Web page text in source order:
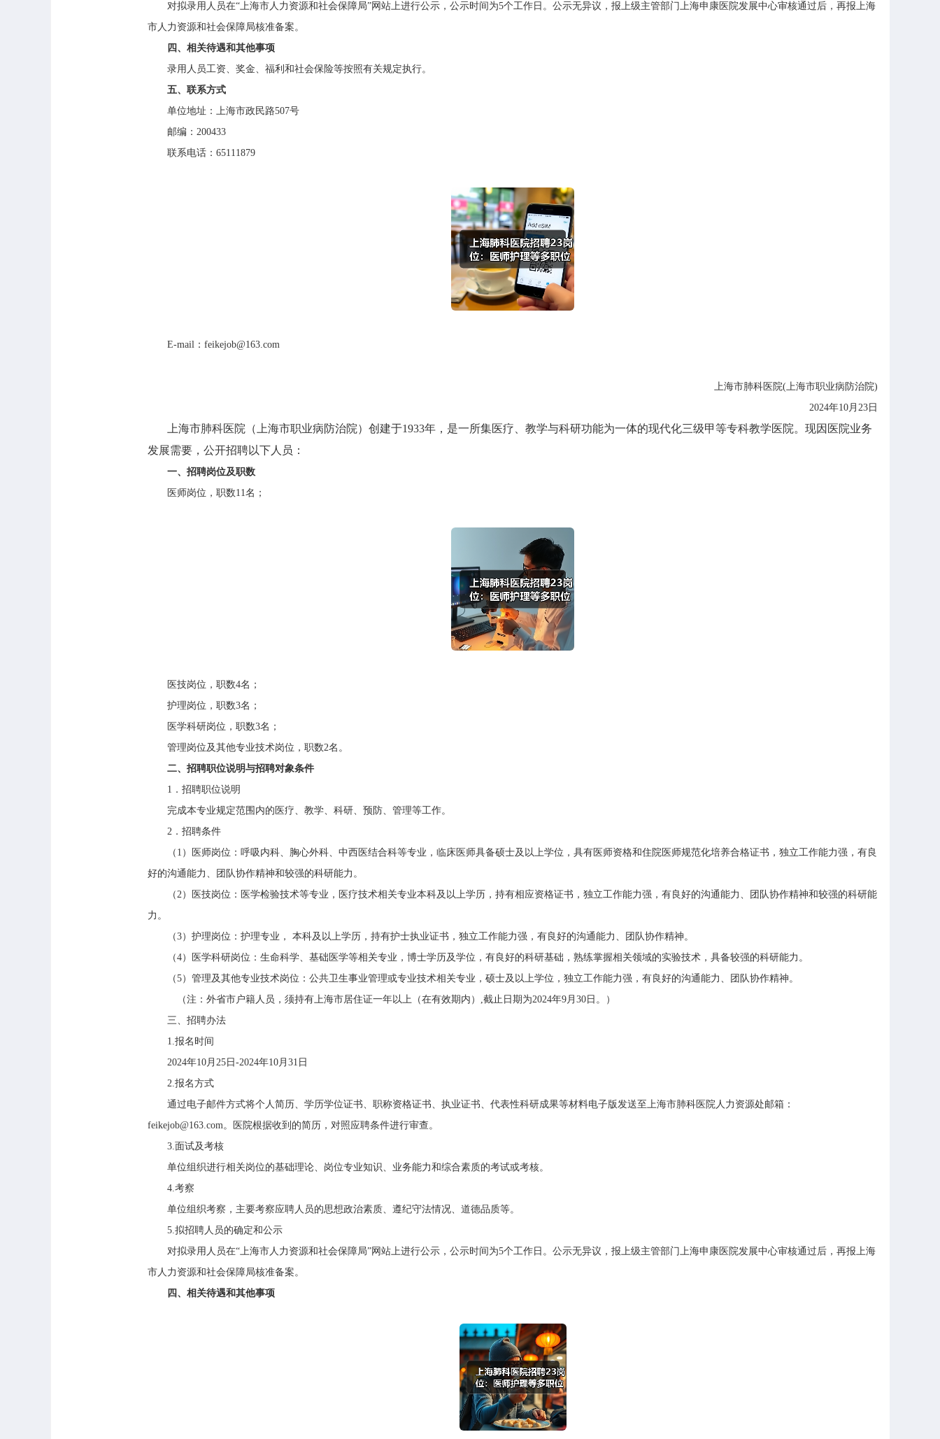
对拟录用人员在“上海市人力资源和社会保障局”网站上进行公示，公示时间为5个工作日。公示无异议，报上级主管部门上海申康医院发展中心审核通过后，再报上海
市人力资源和社会保障局核准备案。
四、相关待遇和其他事项
录用人员工资、奖金、福利和社会保险等按照有关规定执行。
五、联系方式
单位地址：上海市政民路507号
邮编： 200433
联系电话： 65111879
E-mail ： feikejob@163.com
上海市肺科医院(上海市职业病防治院)
2024年10月23日
上海市肺科医院（上海市职业病防治院）创建于1933年，是一所集医疗、教学与科研功能为一体的现代化三级甲等专科教学医院。现因医院业务
发展需要，公开招聘以下人员：
一、招聘岗位及职数
医师岗位，职数11名；
医技岗位，职数4名；
护理岗位，职数3名；
医学科研岗位，职数3名；
管理岗位及其他专业技术岗位，职数2名。
二、招聘职位说明与招聘对象条件
1 ．招聘职位说明
完成本专业规定范围内的医疗、教学、科研、预防、管理等工作。
2 ．招聘条件
（ 1 ）医师岗位：呼吸内科、胸心外科、中西医结合科等专业，临床医师具备硕士及以上学位，具有医师资格和住院医师规范化培养合格证书，独立工作能力强，有良
好的沟通能力、团队协作精神和较强的科研能力。
（2）医技岗位：医学检验技术等专业，医疗技术相关专业本科及以上学历，持有相应资格证书，独立工作能力强，有良好的沟通能力、团队协作精神和较强的科研能
力。
（3）护理岗位：护理专业， 本科及以上学历，持有护士执业证书，独立工作能力强，有良好的沟通能力、团队协作精神。
（4）医学科研岗位：生命科学、基础医学等相关专业，博士学历及学位，有良好的科研基础，熟练掌握相关领域的实验技术，具备较强的科研能力。
（5）管理及其他专业技术岗位：公共卫生事业管理或专业技术相关专业，硕士及以上学位，独立工作能力强，有良好的沟通能力、团队协作精神。
（注：外省市户籍人员，须持有上海市居住证一年以上（在有效期内） ,截止日期为2024年9月 30 日。）
三、招聘办法
1.报名时间
2024年10月 25 日 -2024年10月 31 日
2.报名方式
通过电子邮件方式将个人简历、学历学位证书、职称资格证书、执业证书、代表性科研成果等材料电子版发送至上海市肺科医院人力资源处邮箱：
feikejob@163.com。医院根据收到的简历，对照应聘条件进行审查。
3.面试及考核
单位组织进行相关岗位的基础理论、岗位专业知识、业务能力和综合素质的考试或考核。
4.考察
单位组织考察，主要考察应聘人员的思想政治素质、遵纪守法情况、道德品质等。
5.拟招聘人员的确定和公示
对拟录用人员在“上海市人力资源和社会保障局”网站上进行公示，公示时间为5个工作日。公示无异议，报上级主管部门上海申康医院发展中心审核通过后，再报上海
市人力资源和社会保障局核准备案。
四、相关待遇和其他事项